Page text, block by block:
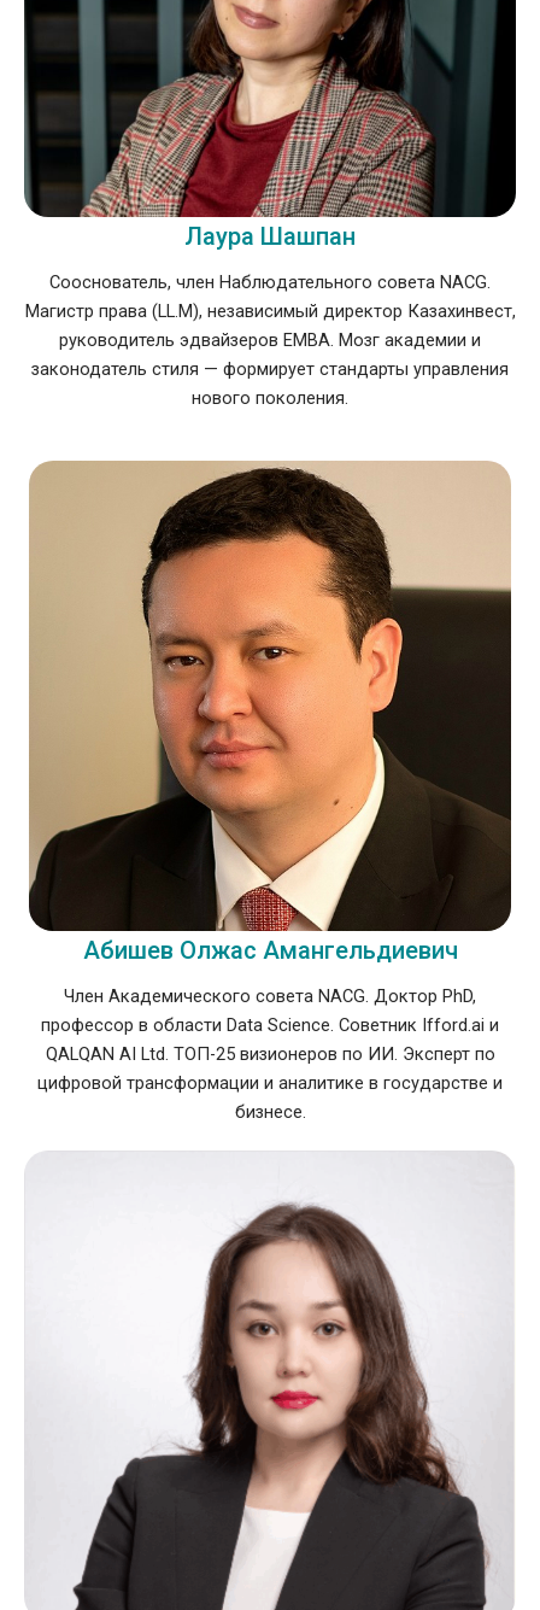
Лаура Шашпан
Сооснователь, член Наблюдательного совета NACG.
Магистр права (LL.M), независимый директор Казахинвест,
руководитель эдвайзеров EMBA. Мозг академии и
законодатель стиля — формирует стандарты управления
нового поколения.
Абишев Олжас Амангельдиевич
Член Академического совета NACG. Доктор PhD,
профессор в области Data Science. Советник Ifford.ai и
QALQAN AI Ltd. ТОП-25 визионеров по ИИ. Эксперт по
цифровой трансформации и аналитике в государстве и
бизнесе.